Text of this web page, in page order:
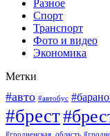
Разное
Спорт
Транспорт
Фото и видео
Экономика
Метки
#авто #автобус
#брест
#гродненская_область